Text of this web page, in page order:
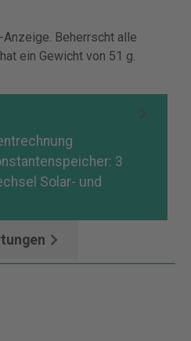
Beherrscht alle
ein Gewicht von 51 g.
3
Solar- und